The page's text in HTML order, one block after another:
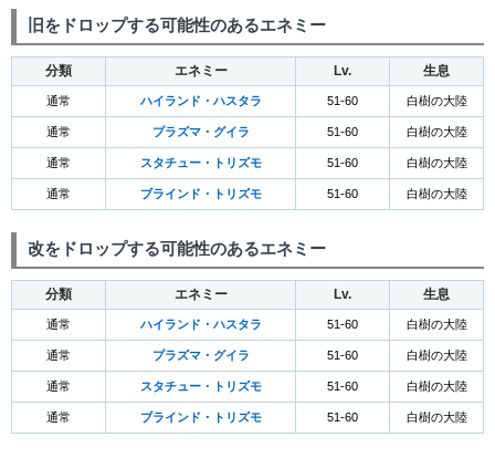
旧をドロップする可能性のあるエネミー
分類 エネミー Lv. 生息
通常 ハイランド・ハスタラ 51-60 白樹の大陸
通常 プラズマ・グイラ 51-60 白樹の大陸
通常 スタチュー・トリズモ 51-60 白樹の大陸
通常 ブラインド・トリズモ 51-60 白樹の大陸
改をドロップする可能性のあるエネミー
分類 エネミー Lv. 生息
通常 ハイランド・ハスタラ 51-60 白樹の大陸
通常 プラズマ・グイラ 51-60 白樹の大陸
通常 スタチュー・トリズモ 51-60 白樹の大陸
通常 ブラインド・トリズモ 51-60 白樹の大陸